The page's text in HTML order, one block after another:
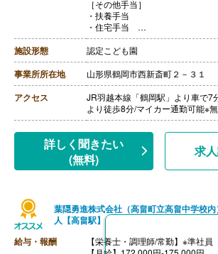
［その他手当］
・扶養手当
・住宅手当
・時間外手当
※一定の条件を満たす場合
【賞与】年2回（計3ヶ月分）※
4.40ヶ月分
【通勤手当】あり（上限17,600
ら支給
【昇給】あり
施設形態 認定こども園
事業所所在地 山形県鶴岡市西新斎町２－３１
アクセス
JR羽越本線「鶴岡駅」より車で7
より徒歩8分/マイカー通勤可能※
詳しく聞きたい
(無料)
求
葉隠勇進株式会社（高畠町立高畠中学校
人【高畠駅】
給与・報酬
【栄養士・調理師/常勤】※準社員